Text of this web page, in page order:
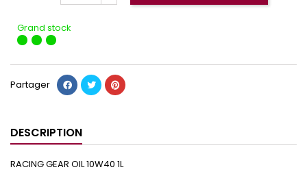
Grand stock
Partager
DESCRIPTION
RACING GEAR OIL 10W40 1L